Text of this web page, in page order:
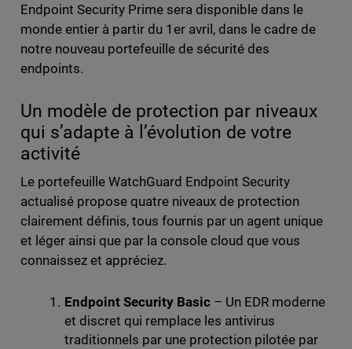
Endpoint Security Prime sera disponible dans le
monde entier à partir du 1er avril, dans le cadre de
notre nouveau portefeuille de sécurité des
endpoints.
Un modèle de protection par niveaux
qui s’adapte à l’évolution de votre
activité
Le portefeuille WatchGuard Endpoint Security
actualisé propose quatre niveaux de protection
clairement définis, tous fournis par un agent unique
et léger ainsi que par la console cloud que vous
connaissez et appréciez.
Endpoint Security Basic– Un EDR moderne
et discret qui remplace les antivirus
traditionnels par une protection pilotée par